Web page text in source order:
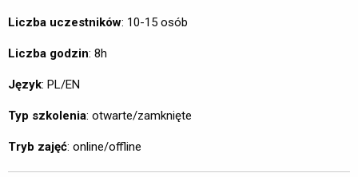
Liczba uczestników: 10-15 osób
Liczba godzin: 8h
Język: PL/EN
Typ szkolenia: otwarte/zamknięte
Tryb zajęć: online/offline